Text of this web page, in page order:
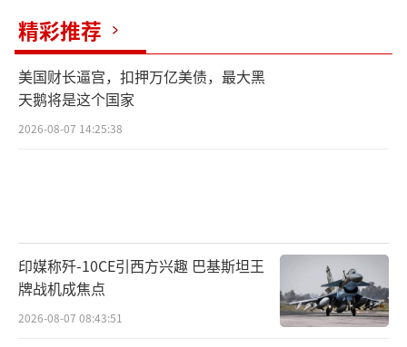
精彩推荐
美国财长逼宫，扣押万亿美债，最大黑
天鹅将是这个国家
2026-08-07 14:25:38
印媒称歼-10CE引西方兴趣 巴基斯坦王
牌战机成焦点
2026-08-07 08:43:51